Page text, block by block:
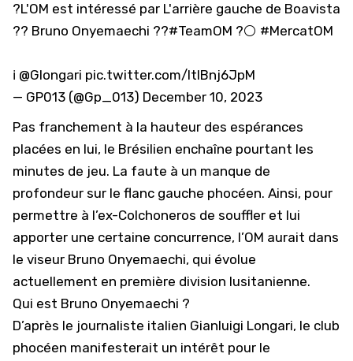
?L'OM est intéressé par L'arrière gauche de Boavista
?? Bruno Onyemaechi ??#TeamOM ?⚪ #MercatOM
ℹ️ @Glongari pic.twitter.com/ltIBnj6JpM
— GP013 (@Gp_013) December 10, 2023
Pas franchement à la hauteur des espérances
placées en lui, le Brésilien enchaîne pourtant les
minutes de jeu. La faute à un manque de
profondeur sur le flanc gauche phocéen. Ainsi, pour
permettre à l’ex-Colchoneros de souffler et lui
apporter une certaine concurrence, l’OM aurait dans
le viseur Bruno Onyemaechi, qui évolue
actuellement en première division lusitanienne.
Qui est Bruno Onyemaechi ?
D’après le journaliste italien Gianluigi Longari, le club
phocéen manifesterait un intérêt pour le